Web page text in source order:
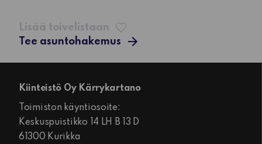
Lisää toivelistaan
Tee asuntohakemus
Kiinteistö Oy Kärrykartano
Toimiston käyntiosoite:
Keskuspuistikko 14 LH B 13 D
61300 Kurikka